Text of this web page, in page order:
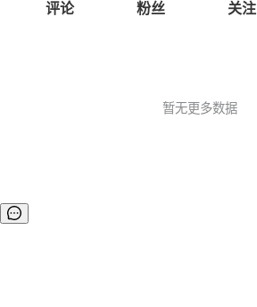
评论
粉丝 关注
暂无更多数据